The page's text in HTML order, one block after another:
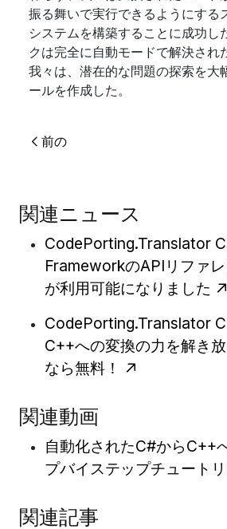
振る舞いで実行できるようにする
システムを構築することに成功し
クは完全に自動モードで解決され
我々は、潜在的な問題の探索を大
ールを作成した。
前の
関連ニュース
CodePorting.Translator
FrameworkのAPIリファ
が利用可能になりました
CodePorting.Translator
C++への変換の力を解き
なら無料！
関連動画
自動化されたC#からC++
プバイステップチュート
関連記事